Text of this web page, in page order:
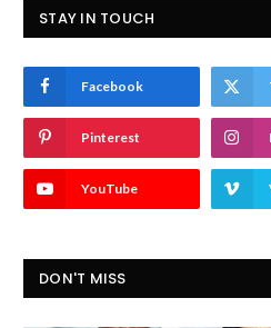
STAY IN TOUCH
Facebook
Pinterest
YouTube
DON'T MISS